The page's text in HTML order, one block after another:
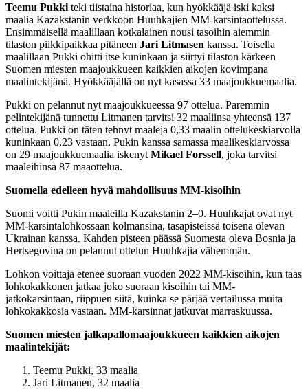
Teemu Pukki teki tiistaina historiaa, kun hyökkääjä iski kaksi
maalia Kazakstanin verkkoon Huuhkajien MM-karsintaottelussa.
Ensimmäisellä maalillaan kotkalainen nousi tasoihin aiemmin
tilaston piikkipaikkaa pitäneen Jari Litmasen kanssa. Toisella
maalillaan Pukki ohitti itse kuninkaan ja siirtyi tilaston kärkeen
Suomen miesten maajoukkueen kaikkien aikojen kovimpana
maalintekijänä. Hyökkääjällä on nyt kasassa 33 maajoukkuemaalia.
Pukki on pelannut nyt maajoukkueessa 97 ottelua. Paremmin
pelintekijänä tunnettu Litmanen tarvitsi 32 maaliinsa yhteensä 137
ottelua. Pukki on täten tehnyt maaleja 0,33 maalin ottelukeskiarvolla
kuninkaan 0,23 vastaan. Pukin kanssa samassa maalikeskiarvossa
on 29 maajoukkuemaalia iskenyt Mikael Forssell, joka tarvitsi
maaleihinsa 87 maaottelua.
Suomella edelleen hyvä mahdollisuus MM-kisoihin
Suomi voitti Pukin maaleilla Kazakstanin 2–0. Huuhkajat ovat nyt
MM-karsintalohkossaan kolmansina, tasapisteissä toisena olevan
Ukrainan kanssa. Kahden pisteen päässä Suomesta oleva Bosnia ja
Hertsegovina on pelannut ottelun Huuhkajia vähemmän.
Lohkon voittaja etenee suoraan vuoden 2022 MM-kisoihin, kun taas
lohkokakkonen jatkaa joko suoraan kisoihin tai MM-
jatkokarsintaan, riippuen siitä, kuinka se pärjää vertailussa muita
lohkokakkosia vastaan. MM-karsinnat jatkuvat marraskuussa.
Suomen miesten jalkapallomaajoukkueen kaikkien aikojen
maalintekijät:
Teemu Pukki, 33 maalia
Jari Litmanen, 32 maalia